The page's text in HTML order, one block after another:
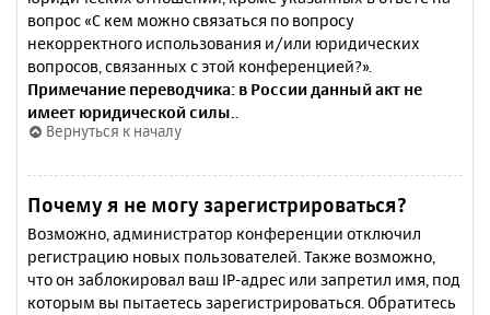
вопрос «С кем можно связаться по вопросу
некорректного использования и/или юридических
вопросов, связанных с этой конференцией?».
Примечание переводчика: в России данный акт не
имеет юридической силы.
Вернуться к началу
Почему я не могу зарегистрироваться?
Возможно, администратор конференции отключил
регистрацию новых пользователей. Также возможно,
что он заблокировал ваш IP-адрес или запретил имя, под
которым вы пытаетесь зарегистрироваться. Обратитесь